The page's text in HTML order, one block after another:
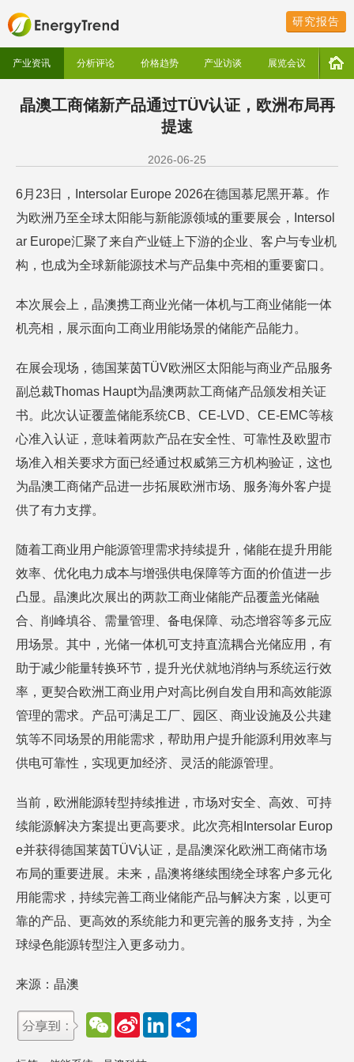
研究报告
产业资讯 分析评论 价格趋势 产业访谈 展览会议
晶澳工商储新产品通过TÜV认证，欧洲布局再
提速
2026-06-25
6月23日，Intersolar Europe 2026在德国慕尼黑开幕。作
为欧洲乃至全球太阳能与新能源领域的重要展会，Intersol
ar Europe汇聚了来自产业链上下游的企业、客户与专业机
构，也成为全球新能源技术与产品集中亮相的重要窗口。
本次展会上，晶澳携工商业光储一体机与工商业储能一体
机亮相，展示面向工商业用能场景的储能产品能力。
在展会现场，德国莱茵TÜV欧洲区太阳能与商业产品服务
副总裁Thomas Haupt为晶澳两款工商储产品颁发相关证
书。此次认证覆盖储能系统CB、CE-LVD、CE-EMC等核
心准入认证，意味着两款产品在安全性、可靠性及欧盟市
场准入相关要求方面已经通过权威第三方机构验证，这也
为晶澳工商储产品进一步拓展欧洲市场、服务海外客户提
供了有力支撑。
随着工商业用户能源管理需求持续提升，储能在提升用能
效率、优化电力成本与增强供电保障等方面的价值进一步
凸显。晶澳此次展出的两款工商业储能产品覆盖光储融
合、削峰填谷、需量管理、备电保障、动态增容等多元应
用场景。其中，光储一体机可支持直流耦合光储应用，有
助于减少能量转换环节，提升光伏就地消纳与系统运行效
率，更契合欧洲工商业用户对高比例自发自用和高效能源
管理的需求。产品可满足工厂、园区、商业设施及公共建
筑等不同场景的用能需求，帮助用户提升能源利用效率与
供电可靠性，实现更加经济、灵活的能源管理。
当前，欧洲能源转型持续推进，市场对安全、高效、可持
续能源解决方案提出更高要求。此次亮相Intersolar Europ
e并获得德国莱茵TÜV认证，是晶澳深化欧洲工商储市场
布局的重要进展。未来，晶澳将继续围绕全球客户多元化
用能需求，持续完善工商业储能产品与解决方案，以更可
靠的产品、更高效的系统能力和更完善的服务支持，为全
球绿色能源转型注入更多动力。
来源：晶澳
W
e
S
a
L